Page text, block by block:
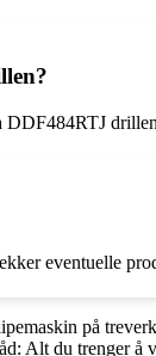
eventuelle
på treverk
Alt du trenger å